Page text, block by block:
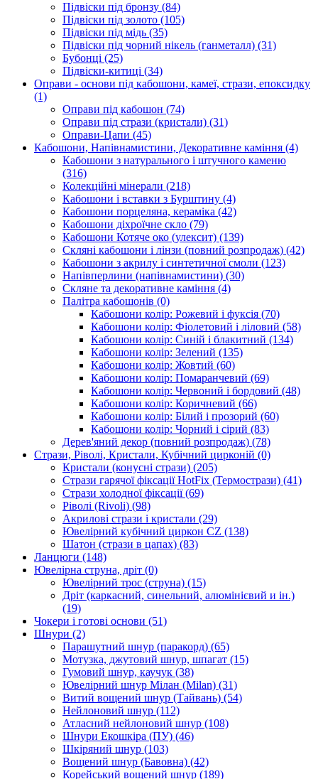
Підвіски під бронзу (84)
Підвіски під золото (105)
Підвіски під мідь (35)
Підвіски під чорний нікель (ганметалл) (31)
Бубонці (25)
Підвіски-китиці (34)
Оправи - основи під кабошони, камеї, стрази, епоксидку
(1)
Оправи під кабошон (74)
Оправи під стрази (кристали) (31)
Оправи-Цапи (45)
Кабошони, Напівнамистини, Декоративне каміння (4)
Кабошони з натурального і штучного каменю
(316)
Колекційні мінерали (218)
Кабошони і вставки з Бурштину (4)
Кабошони порцеляна, кераміка (42)
Кабошони діхроїчне скло (79)
Кабошони Котяче око (улексит) (139)
Скляні кабошони і лінзи (повний розпродаж) (42)
Кабошони з акрилу і синтетичної смоли (123)
Напівперлини (напівнамистини) (30)
Скляне та декоративне каміння (4)
Палітра кабошонів (0)
Кабошони колір: Рожевий і фуксія (70)
Кабошони колір: Фіолетовий і ліловий (58)
Кабошони колір: Синій і блакитний (134)
Кабошони колір: Зелений (135)
Кабошони колір: Жовтий (60)
Кабошони колір: Помаранчевий (69)
Кабошони колір: Червоний і бордовий (48)
Кабошони колір: Коричневий (66)
Кабошони колір: Білий і прозорий (60)
Кабошони колір: Чорний і сірий (83)
Дерев'яний декор (повний розпродаж) (78)
Стрази, Ріволі, Кристали, Кубічний цирконій (0)
Кристали (конусні стрази) (205)
Стрази гарячої фіксації HotFix (Термострази) (41)
Стрази холодної фіксації(69)
Ріволі (Rivoli) (98)
Акрилові стрази і кристали (29)
Ювелірний кубічний циркон CZ (138)
Шатон (стрази в цапах) (83)
Ланцюги (148)
Ювелірна струна, дріт (0)
Ювелірний трос (струна) (15)
Дріт (каркасний, синельний, алюмінієвий и ін.)
(19)
Чокери і готові основи (51)
Шнури (2)
Парашутний шнур (паракорд) (65)
Мотузка, джутовий шнур, шпагат (15)
Гумовий шнур, каучук (38)
Ювелірний шнур Мілан (Milan) (31)
Витий вощений шнур (Тайвань) (54)
Нейлоновий шнур (112)
Атласний нейлоновий шнур (108)
Шнури Екошкіра (ПУ) (46)
Шкіряний шнур (103)
Вощений шнур (Бавовна) (42)
Корейський вощений шнур (189)